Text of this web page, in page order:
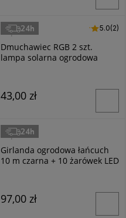
Superled
Dmuchawiec RGB 2 szt.
lampa solarna ogrodowa
5.0 (2)
5.0(2)
43,00 zł
24h
Superled
Girlanda ogrodowa łańcuch
10 m czarna + 10 żarówek LED
97,00 zł
24h